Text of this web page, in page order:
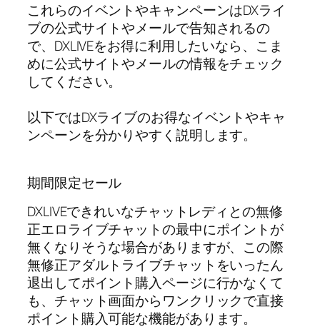
これらのイベントやキャンペーンはDXライ
ブの公式サイトやメールで告知されるの
で、DXLIVEをお得に利用したいなら、こま
めに公式サイトやメールの情報をチェック
してください。
以下ではDXライブのお得なイベントやキャ
ンペーンを分かりやすく説明します。
期間限定セール
DXLIVEできれいなチャットレディとの無修
正エロライブチャットの最中にポイントが
無くなりそうな場合がありますが、この際
無修正アダルトライブチャットをいったん
退出してポイント購入ページに行かなくて
も、チャット画面からワンクリックで直接
ポイント購入可能な機能があります。